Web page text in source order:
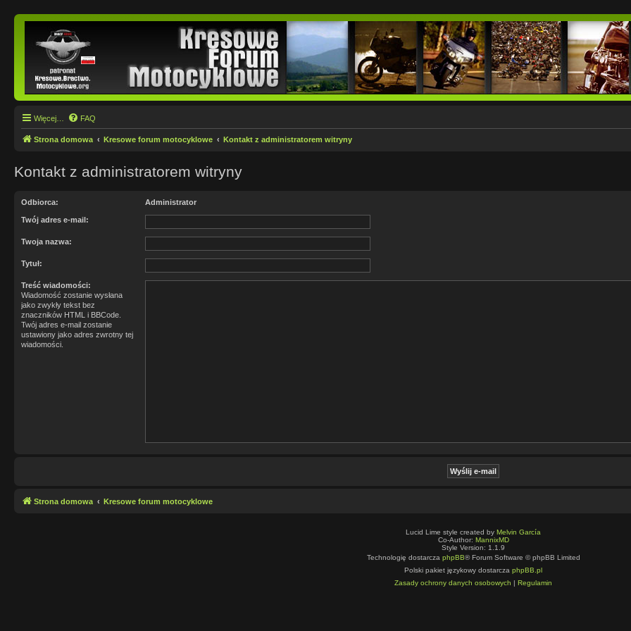
Więcej… FAQ
Strona domowa Kresowe forum motocyklowe Kontakt z administratorem witryny
Kontakt z administratorem witryny
Odbiorca: Administrator
Twój adres e-mail:
Twoja nazwa:
Tytuł:
Treść wiadomości:
Wiadomość zostanie wysłana
jako zwykły tekst bez
znaczników HTML i BBCode.
Twój adres e-mail zostanie
ustawiony jako adres zwrotny tej
wiadomości.
Strona domowa Kresowe forum motocyklowe
Lucid Lime style created by Melvin García
Co-Author: MannixMD
Style Version: 1.1.9
Technologię dostarcza phpBB® Forum Software © phpBB Limited
Polski pakiet językowy dostarcza phpBB.pl
Zasady ochrony danych osobowych | Regulamin